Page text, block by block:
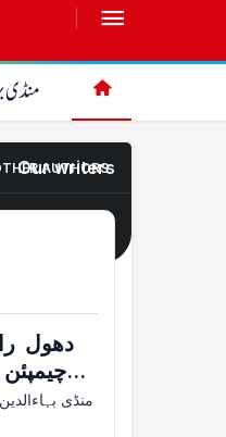
منڈی
Our writers
دھول
AUTHORS